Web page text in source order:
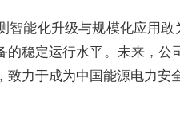
智能化升级与规模化应用
的稳定运行水平。未来，
力于成为中国能源电力安